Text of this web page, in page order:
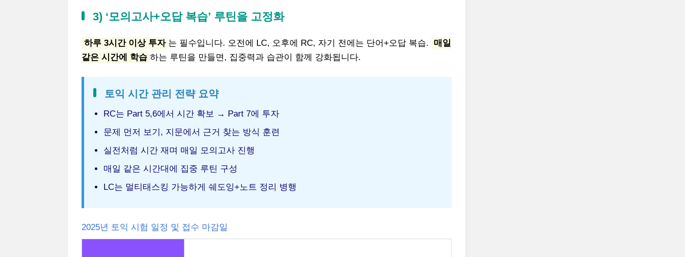
3) ‘모의고사+오답 복습’ 루틴을 고정화
하루 3시간 이상 투자 는 필수입니다. 오전에 LC, 오후에 RC, 자기 전에는 단어+오답 복습.
매일
같은 시간에 학습 하는 루틴을 만들면, 집중력과 습관이 함께 강화됩니다.
토익 시간 관리 전략 요약
RC는 Part 5,6에서 시간 확보 → Part 7에 투자
문제 먼저 보기, 지문에서 근거 찾는 방식 훈련
실전처럼 시간 재며 매일 모의고사 진행
매일 같은 시간대에 집중 루틴 구성
LC는 멀티태스킹 가능하게 쉐도잉+노트 정리 병행
2025년 토익 시험 일정 및 접수 마감일